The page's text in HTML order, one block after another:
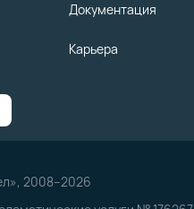
Документация
Карьера
2008–2026